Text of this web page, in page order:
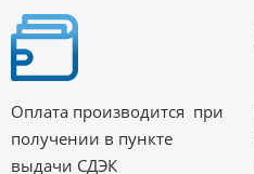
Оплата производится при
получении в пункте
выдачи СДЭК